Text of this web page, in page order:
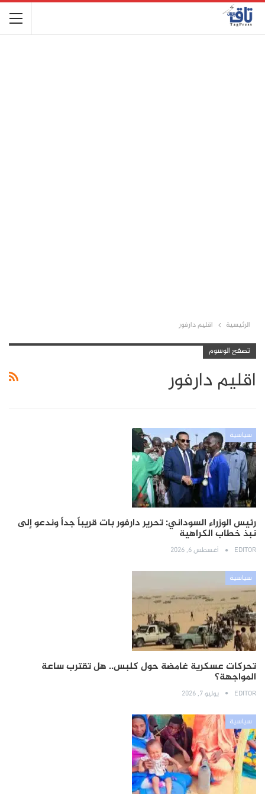
الرئيسية اقليم دارفور
تصفح الوسوم
اقليم دارفور
سياسية
رئيس الوزراء السوداني: تحرير دارفور بات قريباً جداً وندعو إلى
نبذ خطاب الكراهية
EDITOR أغسطس 6, 2026
سياسية
تحركات عسكرية غامضة حول كلبس.. هل تقترب ساعة
المواجهة؟
EDITOR يوليو 7, 2026
سياسية